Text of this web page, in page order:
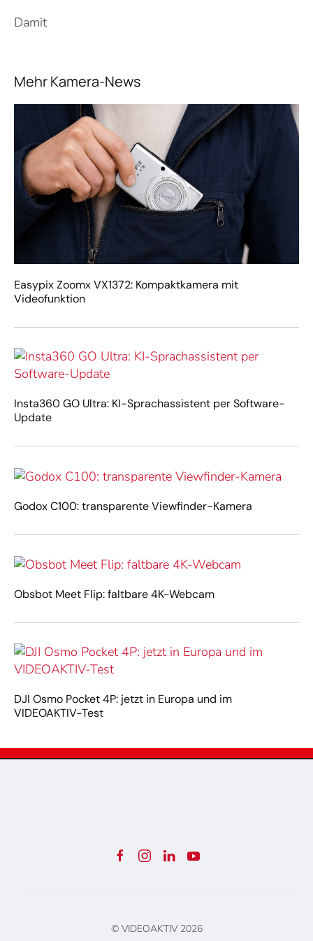
Damit
Mehr Kamera-News
Easypix Zoomx VX1372: Kompaktkamera mit
Videofunktion
Insta360 GO Ultra: KI-Sprachassistent per Software-
Update
Godox C100: transparente Viewfinder-Kamera
Obsbot Meet Flip: faltbare 4K-Webcam
DJI Osmo Pocket 4P: jetzt in Europa und im
VIDEOAKTIV-Test
© VIDEOAKTIV 2026